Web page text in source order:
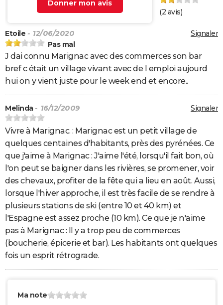
Donner mon avis
(2 avis)
Signaler
Etoile - 12/06/2020
Pas mal
J dai connu Marignac avec des commerces son bar
bref c était un village vivant avec de l emploi aujourd
hui on y vient juste pour le week end et encore..
Signaler
Melinda - 16/12/2009
Vivre à Marignac. : Marignac est un petit village de
quelques centaines d'habitants, près des pyrénées. Ce
que j'aime à Marignac : J'aime l'été, lorsqu'il fait bon, où
l'on peut se baigner dans les rivières, se promener, voir
des chevaux, profiter de la fête qui a lieu en août. Aussi,
lorsque l'hiver approche, il est très facile de se rendre à
plusieurs stations de ski (entre 10 et 40 km) et
l'Espagne est assez proche (10 km). Ce que je n'aime
pas à Marignac : Il y a trop peu de commerces
(boucherie, épicerie et bar). Les habitants ont quelques
fois un esprit rétrograde.
Ma note